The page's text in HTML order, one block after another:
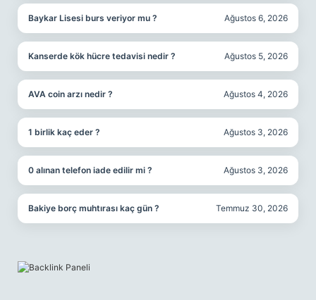
Baykar Lisesi burs veriyor mu ? Ağustos 6, 2026
Kanserde kök hücre tedavisi nedir ? Ağustos 5, 2026
AVA coin arzı nedir ? Ağustos 4, 2026
1 birlik kaç eder ? Ağustos 3, 2026
0 alınan telefon iade edilir mi ? Ağustos 3, 2026
Bakiye borç muhtırası kaç gün ? Temmuz 30, 2026